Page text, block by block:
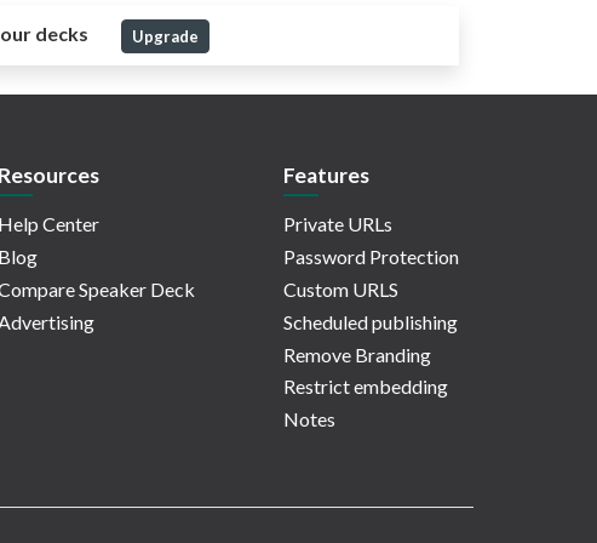
decks Upgrade
Resources
Help Center
Blog
Speaker Deck
Features
Private URLs
Password Protection
Custom URLS
Scheduled publishing
Remove Branding
Restrict embedding
Notes